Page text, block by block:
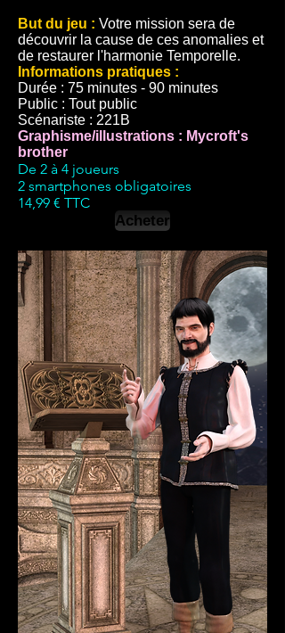
But du jeu : Votre mission sera de
découvrir la cause de ces anomalies et
de restaurer l'harmonie Temporelle.
Informations pratiques :
Durée : 75 minutes - 90 minutes
Public : Tout public
Scénariste : 221B
Graphisme/illustrations : Mycroft's
brother
De 2 à 4 joueurs
2 smartphones obligatoires
14,99 € TTC
Acheter